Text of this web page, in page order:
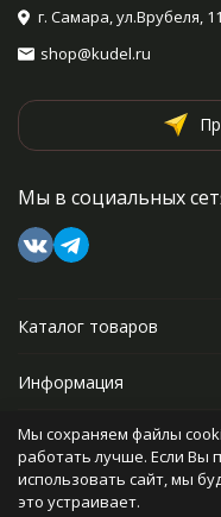
г. Самара, ул.Врубеля,
shop@kudel.ru
Мы в социальных
Каталог товаров
Информация
Прочее
Политика персональных
Мы сохраняем файлы
работать лучше. Если Вы
использовать сайт, мы
это устраивает.